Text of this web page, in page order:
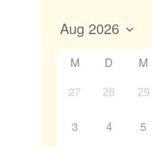
M D M
27
28 29
3 4 5